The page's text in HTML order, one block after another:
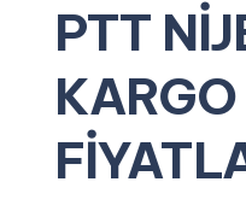
PTT
KARGO